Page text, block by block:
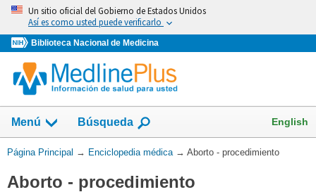
Omita
vaya
al
Contenido
Un sitio oficial del Gobierno de Estados Unidos
Así es como usted puede verificarlo
Biblioteca Nacional de Medicina
Menú Búsqueda English
Usted
aquí:
Página Principal → Enciclopedia médica → Aborto - procedimiento
Aborto - procedimiento